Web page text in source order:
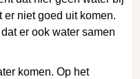
er niet goed uit komen.
er ook water samen
komen. Op het